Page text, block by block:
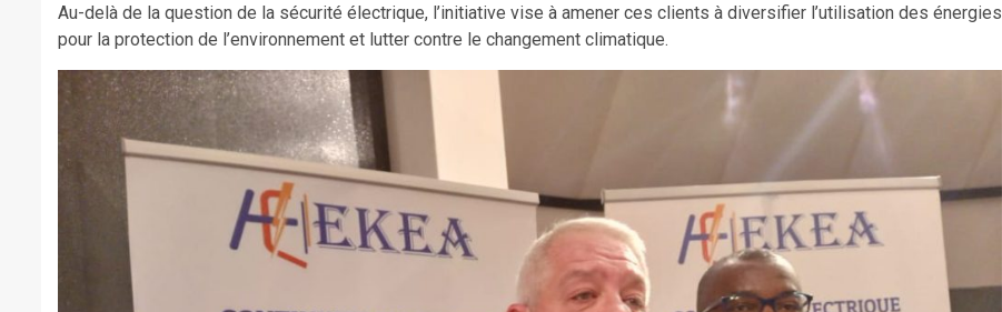
Au-delà de la question de la sécurité électrique, l’initiative vise à amener ces clients à diversifier l’utilisation des énergies
pour la protection de l’environnement et lutter contre le changement climatique.